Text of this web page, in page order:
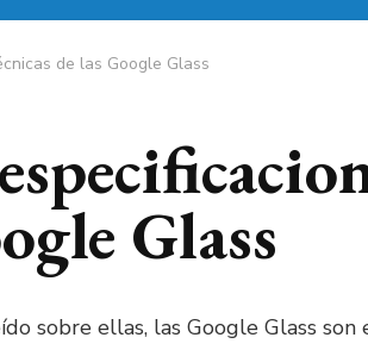
de las Google Glass
Glass
sobre ellas, las Google Glass